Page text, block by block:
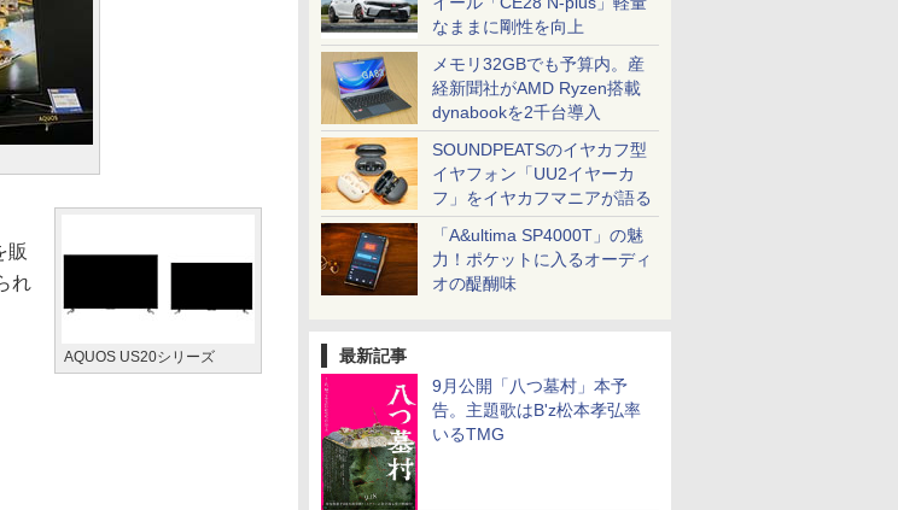
なままに剛性を向上
メモリ32GBでも予算内。産
経新聞社がAMD Ryzen搭載
dynabookを2千台導入
SOUNDPEATSのイヤカフ型
イヤフォン「UU2イヤーカ
フ」をイヤカフマニアが語る
「A&ultima SP4000T」の魅
力！ポケットに入るオーディ
オの醍醐味
最新記事
9月公開「八つ墓村」本予
告。主題歌はB'z松本孝弘率
いるTMG
AQUOS US20シリーズ
販
れ